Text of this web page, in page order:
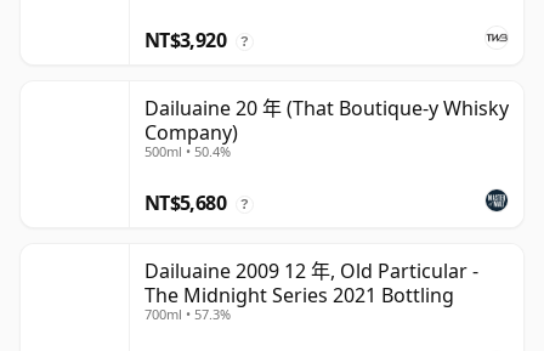
NT$3,920 ?
Dailuaine 20 年 (That Boutique-y Whisky
Company)
500ml • 50.4%
NT$5,680 ?
Dailuaine 2009 12 年, Old Particular -
The Midnight Series 2021 Bottling
700ml • 57.3%